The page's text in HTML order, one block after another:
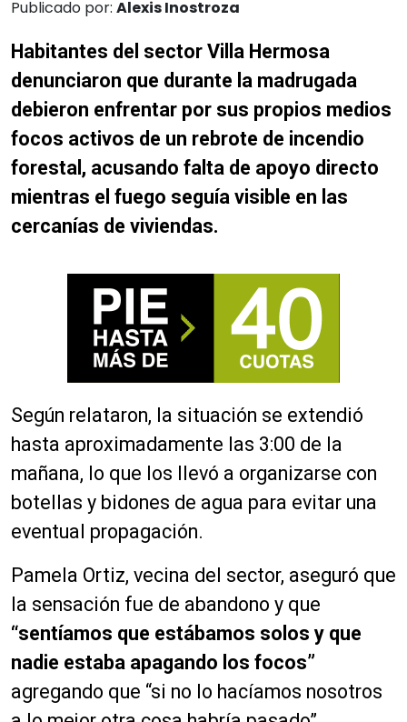
Publicado por: Alexis Inostroza
Habitantes del sector Villa Hermosa
denunciaron que durante la madrugada
debieron enfrentar por sus propios medios
focos activos de un rebrote de incendio
forestal, acusando falta de apoyo directo
mientras el fuego seguía visible en las
cercanías de viviendas.
Según relataron, la situación se extendió
hasta aproximadamente las 3:00 de la
mañana, lo que los llevó a organizarse con
botellas y bidones de agua para evitar una
eventual propagación.
Pamela Ortiz, vecina del sector, aseguró que
la sensación fue de abandono y que
“sentíamos que estábamos solos y que
nadie estaba apagando los focos”
agregando que “si no lo hacíamos nosotros